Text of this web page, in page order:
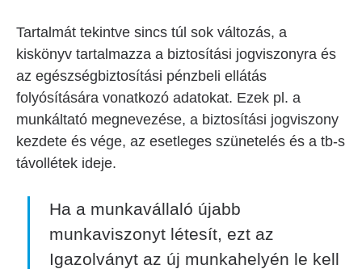
Tartalmát tekintve sincs túl sok változás, a
kiskönyv tartalmazza a biztosítási jogviszonyra és
az egészségbiztosítási pénzbeli ellátás
folyósítására vonatkozó adatokat. Ezek pl. a
munkáltató megnevezése, a biztosítási jogviszony
kezdete és vége, az esetleges szünetelés és a tb-s
távollétek ideje.
Ha a munkavállaló újabb
munkaviszonyt létesít, ezt az
Igazolványt az új munkahelyén le kell